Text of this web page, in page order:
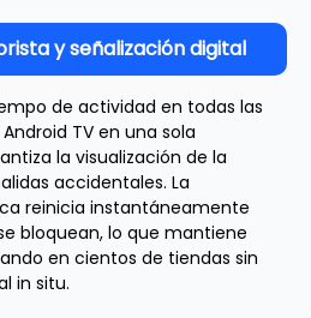
y señalización digital
de actividad en todas las
TV en una sola
la visualización de la
accidentales. La
reinicia instantáneamente
bloquean, lo que mantiene
en cientos de tiendas sin
in situ.